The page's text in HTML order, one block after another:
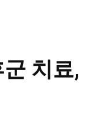
치료,